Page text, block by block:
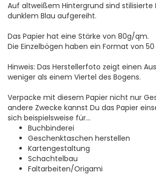
Auf altweißem Hintergrund sind stilisierte
dunklem Blau aufgereiht.
Das Papier hat eine Stärke von 80g/qm.
Die Einzelbögen haben ein Format von
Hinweis: Das Herstellerfoto zeigt einen
weniger als einem Viertel des Bogens.
Verpacke mit diesem Papier nicht nur
andere Zwecke kannst Du das Papier
sich beispielsweise für...
Buchbinderei
Geschenktaschen herstellen
Kartengestaltung
Schachtelbau
Faltarbeiten/Origami